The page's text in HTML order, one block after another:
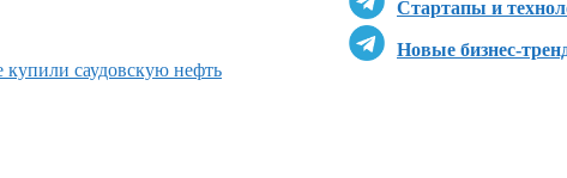
Стартапы и
Новые бизнес-
саудовскую нефть